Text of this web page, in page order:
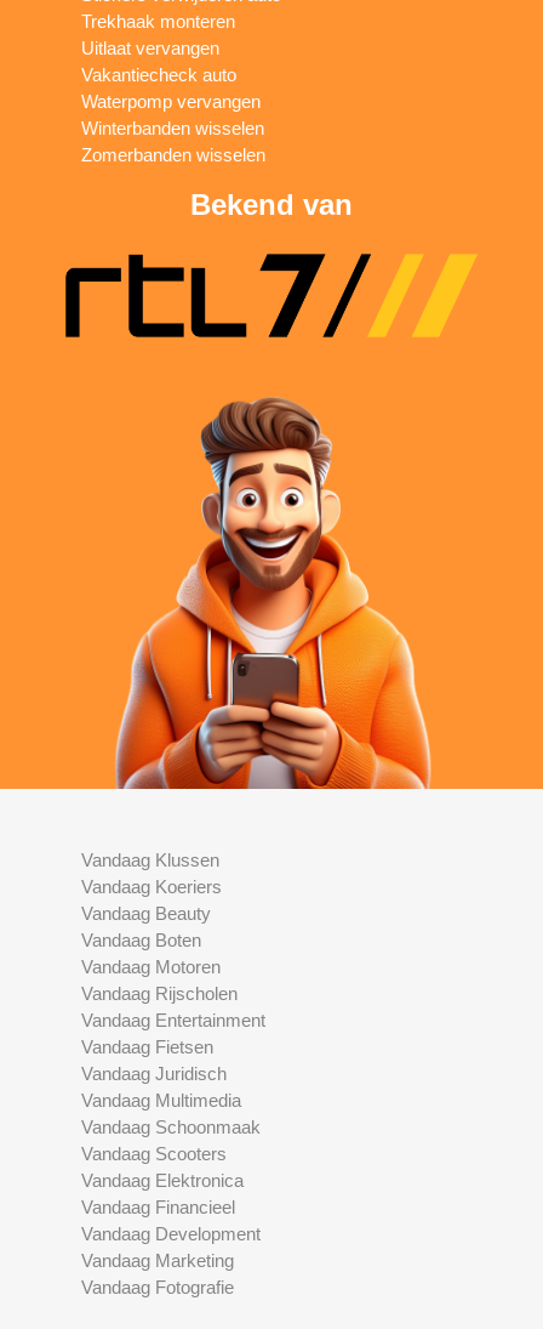
Trekhaak monteren
Uitlaat vervangen
Vakantiecheck auto
Waterpomp vervangen
Winterbanden wisselen
Zomerbanden wisselen
Bekend van
Vandaag Klussen
Vandaag Koeriers
Vandaag Beauty
Vandaag Boten
Vandaag Motoren
Vandaag Rijscholen
Vandaag Entertainment
Vandaag Fietsen
Vandaag Juridisch
Vandaag Multimedia
Vandaag Schoonmaak
Vandaag Scooters
Vandaag Elektronica
Vandaag Financieel
Vandaag Development
Vandaag Marketing
Vandaag Fotografie